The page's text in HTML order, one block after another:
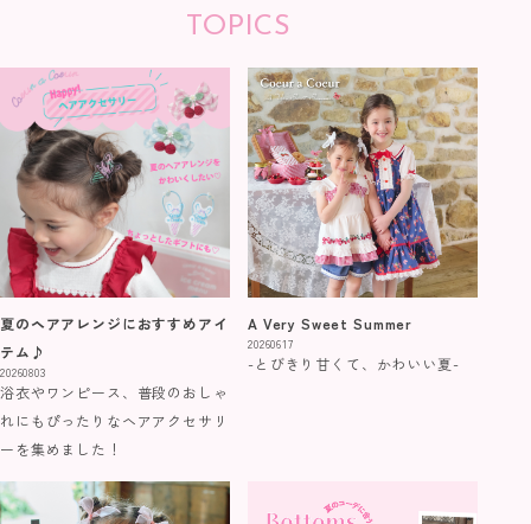
TOPICS
夏のヘアアレンジにおすすめアイ
テム♪
20260803
浴衣やワンピース、普段のおしゃ
れにもぴったりなヘアアクセサリ
ーを集めました！
A Very Sweet Summer
20260617
-とびきり甘くて、かわいい夏-